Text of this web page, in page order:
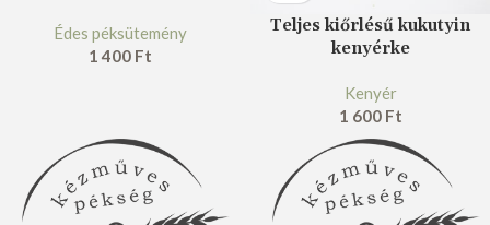
Édes péksütemény
1 400 Ft
Teljes kiőrlésű kukutyin
kenyérke
Kenyér
1 600 Ft